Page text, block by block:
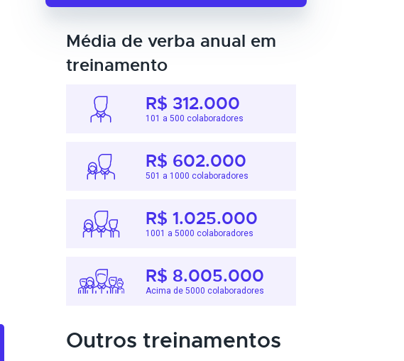
Média de verba anual em
treinamento
R$ 312.000
101 a 500 colaboradores
R$ 602.000
501 a 1000 colaboradores
R$ 1.025.000
1001 a 5000 colaboradores
R$ 8.005.000
Acima de 5000 colaboradores
Outros treinamentos